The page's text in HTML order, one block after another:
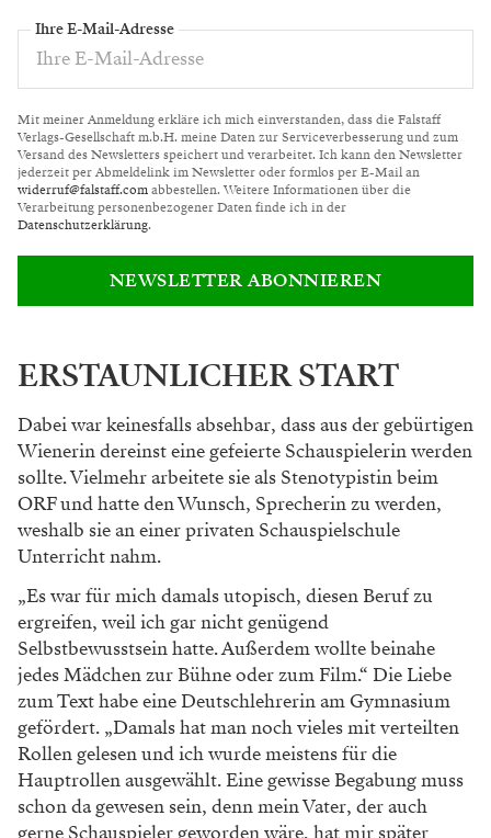
Ihre E-Mail-Adresse
Mit meiner Anmeldung erkläre ich mich einverstanden, dass die Falstaff
Verlags-Gesellschaft m.b.H. meine Daten zur Serviceverbesserung und zum
Versand des Newsletters speichert und verarbeitet. Ich kann den Newsletter
jederzeit per Abmeldelink im Newsletter oder formlos per E-Mail an
widerruf@falstaff.comabbestellen. Weitere Informationen über die
Verarbeitung personenbezogener Daten finde ich in der
Datenschutzerklärung.
NEWSLETTER ABONNIEREN
ERSTAUNLICHER START
Dabei war keinesfalls absehbar, dass aus dergebürtigen
Wienerin dereinst eine gefeierte Schauspielerin werden
sollte. Vielmehr arbeitete sie als Stenotypistin beim
ORF und hatte denWunsch, Sprecherin zu werden,
weshalb sie aneiner privaten Schauspielschule
Unterricht nahm.
„Es war für mich damals utopisch, diesen Berufzu
ergreifen, weil ich gar nicht genügend
Selbstbewusstsein hatte. Außerdem wollte beinahe
jedes Mädchen zur Bühne oder zum Film.“ DieLiebe
zum Text habe eine Deutschlehrerin am Gymnasium
gefördert. „Damals hat man nochvieles mit verteilten
Rollen gelesen und ich wurdemeistens für die
Hauptrollen ausgewählt. Eine gewisse Begabung muss
schon da gewesen sein, denn mein Vater, der auch
gerne Schauspielergeworden wäre, hat mir später